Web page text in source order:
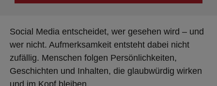
Social Media entscheidet, wer gesehen wird – und
wer nicht. Aufmerksamkeit entsteht dabei nicht
zufällig. Menschen folgen Persönlichkeiten,
Geschichten und Inhalten, die glaubwürdig wirken